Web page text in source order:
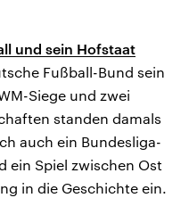
und sein Hofstaat
Fußball-Bund sein
Siege und zwei
standen damals
auch ein Bundesliga-
ein Spiel zwischen Ost
in die Geschichte ein.